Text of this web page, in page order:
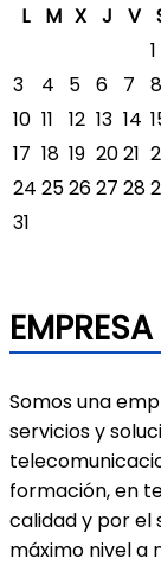
L
M X J V
1
3
4 5 6 7 8
10 11 12 13 14
17 18 19 2021
24 252627 28
31
Somos una
servicios y
formación, en
calidad y por el
máximo nivel a